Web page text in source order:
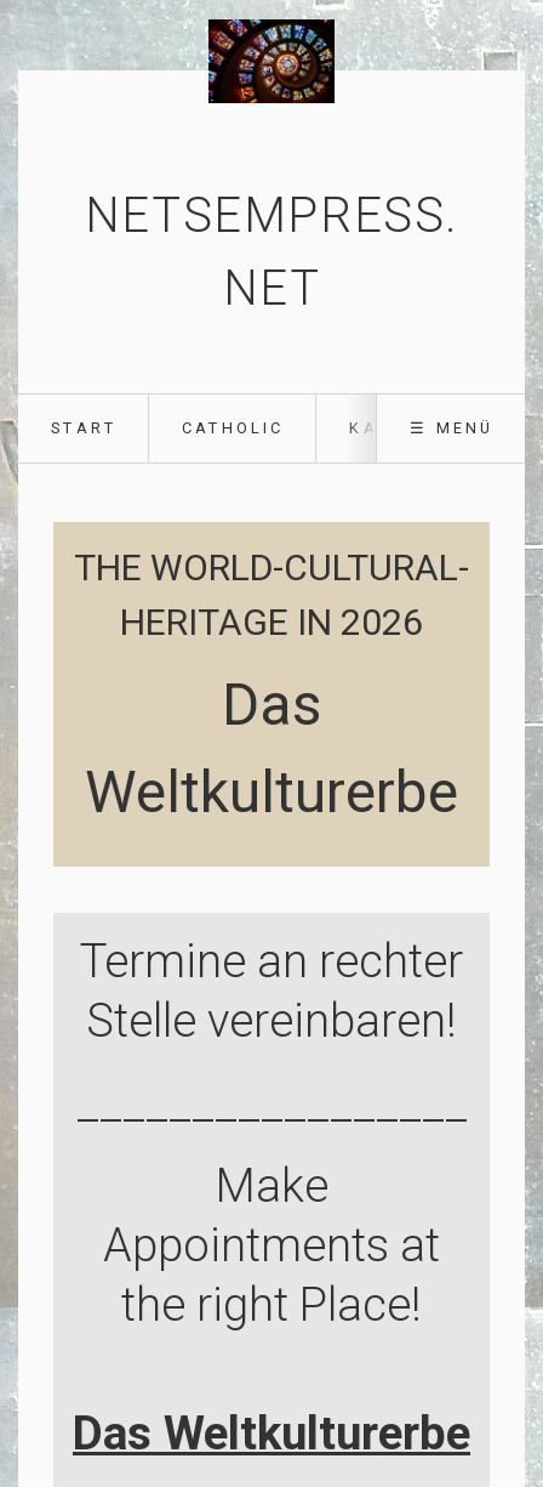
NETSEMPRESS.
NET
START CATHOLIC KATHOLISCH
☰ MENÜ
THE WORLD-CULTURAL-
HERITAGE IN 2026
Das
Weltkulturerbe
Termine an rechter
Stelle vereinbaren!
Make
Appointments at
the right Place!
Das Weltkulturerbe